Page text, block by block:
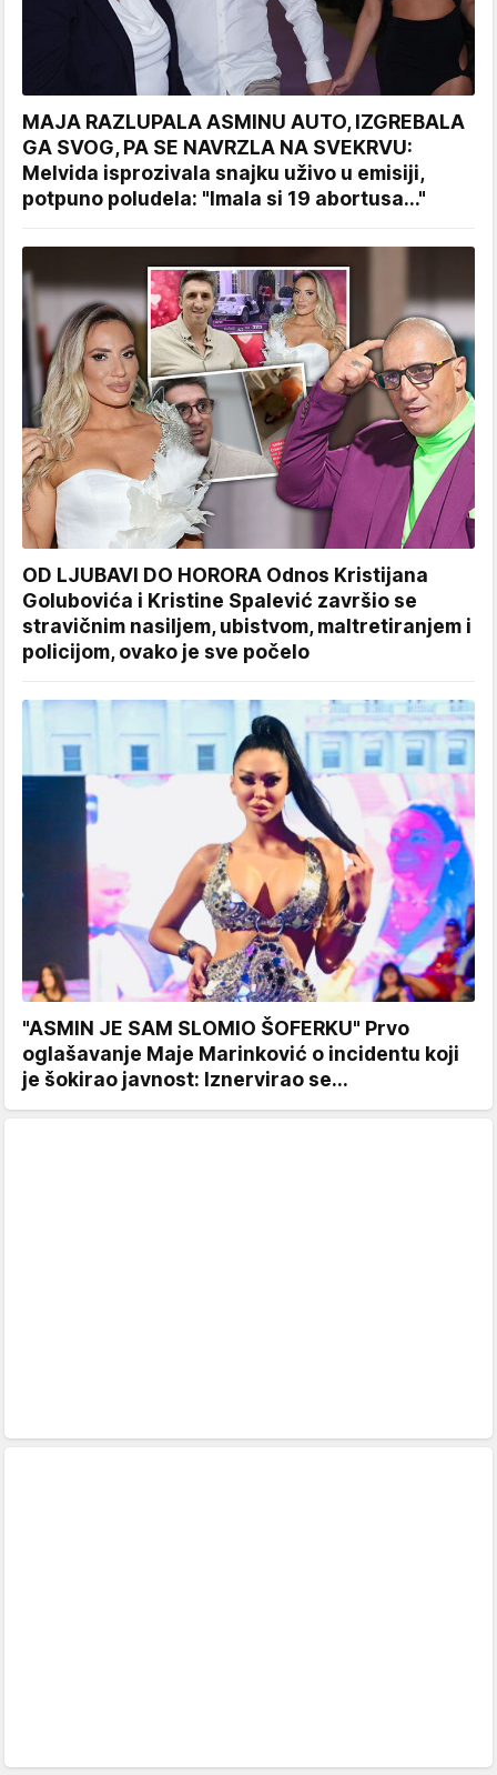
MAJA RAZLUPALA ASMINU AUTO, IZGREBALA
GA SVOG, PA SE NAVRZLA NA SVEKRVU:
Melvida isprozivala snajku uživo u emisiji,
potpuno poludela: "Imala si 19 abortusa..."
OD LJUBAVI DO HORORA Odnos Kristijana
Golubovića i Kristine Spalević završio se
stravičnim nasiljem, ubistvom, maltretiranjem i
policijom, ovako je sve počelo
"ASMIN JE SAM SLOMIO ŠOFERKU" Prvo
oglašavanje Maje Marinković o incidentu koji
je šokirao javnost: Iznervirao se...